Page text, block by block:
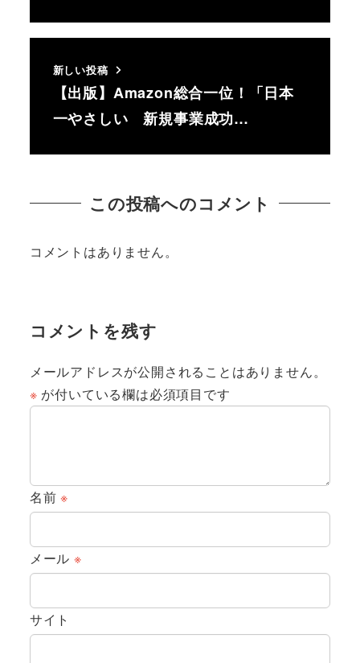
新しい投稿
【出版】Amazon総合一位！「日本
一やさしい 新規事業成功…
この投稿へのコメント
コメントはありません。
コメントを残す
メールアドレスが公開されることはありません。
※ が付いている欄は必須項目です
名前※
メール ※
サイト